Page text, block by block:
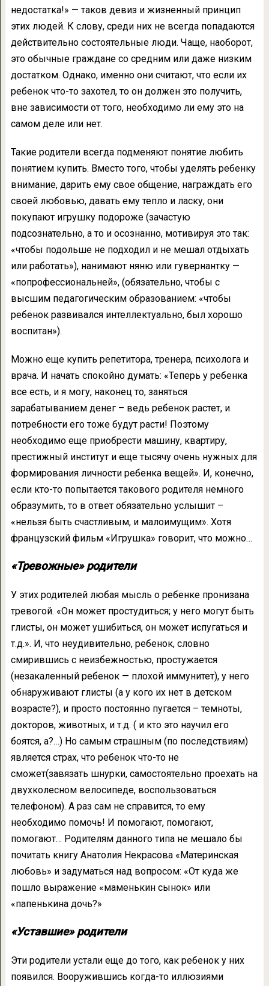
недостатка!» — таков девиз и жизненный принцип
этих людей. К слову, среди них не всегда попадаются
действительно состоятельные люди. Чаще, наоборот,
это обычные граждане со средним или даже низким
достатком. Однако, именно они считают, что если их
ребенок что-то захотел, то он должен это получить,
вне зависимости от того, необходимо ли ему это на
самом деле или нет.
Такие родители всегда подменяют понятие любить
понятием купить. Вместо того, чтобы уделять ребенку
внимание, дарить ему свое общение, награждать его
своей любовью, давать ему тепло и ласку, они
покупают игрушку подороже (зачастую
подсознательно, а то и осознанно, мотивируя это так:
«чтобы подольше не подходил и не мешал отдыхать
или работать»), нанимают няню или гувернантку —
«попрофессиональней», (обязательно, чтобы с
высшим педагогическим образованием: «чтобы
ребенок развивался интеллектуально, был хорошо
воспитан»).
Можно еще купить репетитора, тренера, психолога и
врача. И начать спокойно думать: «Теперь у ребенка
все есть, и я могу, наконец то, заняться
зарабатыванием денег – ведь ребенок растет, и
потребности его тоже будут расти! Поэтому
необходимо еще приобрести машину, квартиру,
престижный институт и еще тысячу очень нужных для
формирования личности ребенка вещей». И, конечно,
если кто-то попытается такового родителя немного
образумить, то в ответ обязательно услышит –
«нельзя быть счастливым, и малоимущим». Хотя
французский фильм «Игрушка» говорит, что можно…
«Тревожные» родители
У этих родителей любая мысль о ребенке пронизана
тревогой. «Он может простудиться; у него могут быть
глисты, он может ушибиться, он может испугаться и
т.д.». И, что неудивительно, ребенок, словно
смирившись с неизбежностью, простужается
(незакаленный ребенок — плохой иммунитет), у него
обнаруживают глисты (а у кого их нет в детском
возрасте?), и просто постоянно пугается – темноты,
докторов, животных, и т.д. ( и кто это научил его
боятся, а?…) Но самым страшным (по последствиям)
является страх, что ребенок что-то не
сможет(завязать шнурки, самостоятельно проехать на
двухколесном велосипеде, воспользоваться
телефоном). А раз сам не справится, то ему
необходимо помочь! И помогают, помогают,
помогают… Родителям данного типа не мешало бы
почитать книгу Анатолия Некрасова «Материнская
любовь» и задуматься над вопросом: «От куда же
пошло выражение «маменькин сынок» или
«папенькина дочь?»
«Уставшие» родители
Эти родители устали еще до того, как ребенок у них
появился. Вооружившись когда-то иллюзиями